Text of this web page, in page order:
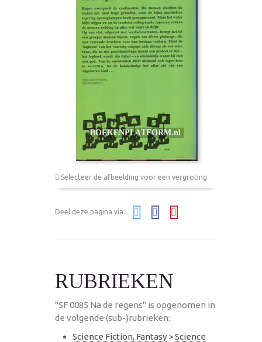
Selecteer de afbeelding voor een vergroting
Deel deze pagina via:
RUBRIEKEN
"SF 0085 Na de regens" is opgenomen in
de volgende (sub-)rubrieken:
Science Fiction, Fantasy >Science